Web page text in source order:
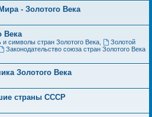
- Золотого Века
Века
и символы стран Золотого Века,
Золотой
Законодательство союза стран Золотого Века
Золотого Века
страны СССР